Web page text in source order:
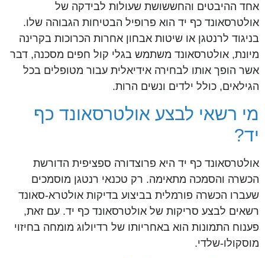
אחד ההיבטים והחששושת שעולות לבידקה של
אולטרסאונד כף יד הוא פרופיל הבטיחות הגבוהה שלו.
בניגוד לרנטגן או שיטות אבחון אחרות הכרוכות בקרינה
מיונת, אולטרסאונד משתמש בגלי קול חפים מסכנה, דבר
אשר הופך אותו לבחירה אידיאלית עבור מטופלים בכל
הגילאים, כולל ילדים ונשים הרות.
מי רשאי לבצע אולטרסאונד כף
יד?
אולטרסאונד כף יד היא פרוצדורה ספציפית הדורשת
הכשרה והסמכה מתאימה. רק טכנאי רנטגן מוסמכים
שעברו הכשרה פורמלית בביצוע בדיקות אולטרא-סאונד
רשאים לבצע סריקות של אולטרסאונד כף יד. עם זאת,
פענוח התמונות הוא באחריותו של רדיולוג מומחה בחיזוי
מוסקולו-שלדי.